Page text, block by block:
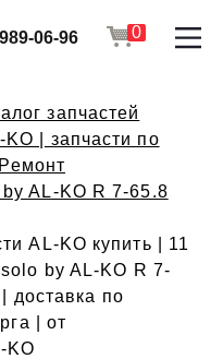
06-96 0
запчастей
| запчасти по
AL-KO R 7-65.8
AL-KO купить | 11
by AL-KO R 7-
доставка по
| от
KO